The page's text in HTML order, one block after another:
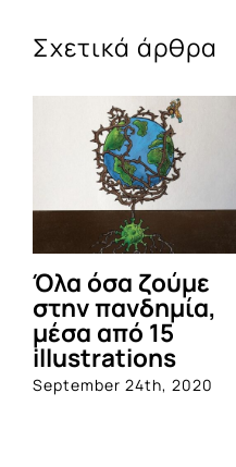
Σχετικά άρθρα
Όλα όσα ζούμε
στην πανδημία,
μέσα από 15
illustrations
September 24th, 2020